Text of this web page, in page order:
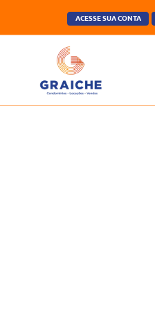
ACESSE SUA CONTA